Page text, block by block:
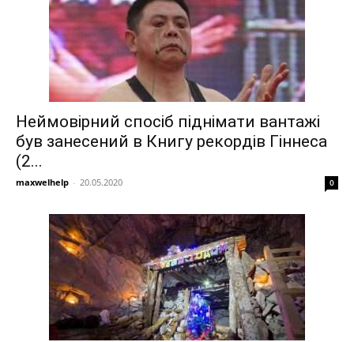
Неймовірний спосіб піднімати вантажі
був занесений в Книгу рекордів Гіннеса
(2...
maxwelhelp - 20.05.2020 0